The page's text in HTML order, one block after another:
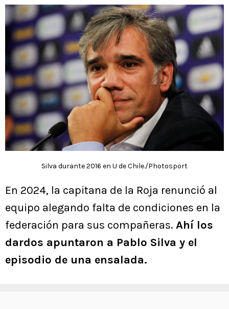
Silva durante 2016 en U de Chile./Photosport
En 2024, la capitana de la Roja renunció al
equipo alegando falta de condiciones en la
federación para sus compañeras. Ahí los
dardos apuntaron a Pablo Silva y el
episodio de una ensalada.